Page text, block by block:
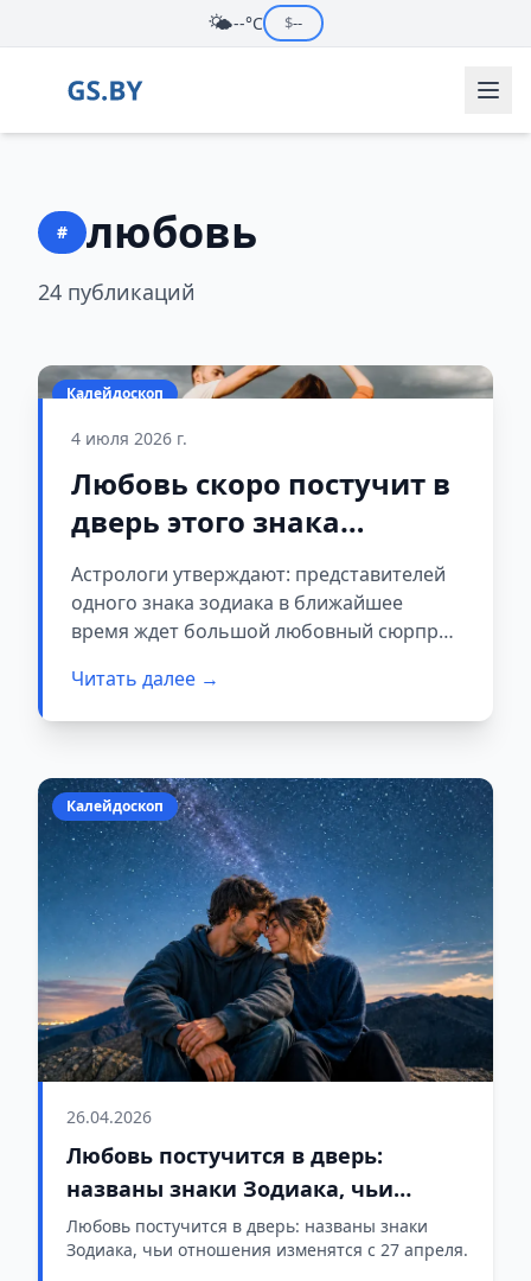
🌤️--°C $--
# любовь
24 публикаций
Калейдоскоп
4 июля 2026 г.
Любовь скоро постучит в
дверь этого знака
зодиака: астрологи
предрекают большой
сюрприз
Астрологи утверждают: представителей
одного знака зодиака в ближайшее
время ждет большой любовный сюрприз.
который способен изменить личную
жизнь до неузнаваемости.
Читать далее →
Калейдоскоп
26.04.2026
Любовь постучится в дверь:
названы знаки Зодиака, чьи
отношения изменятся с 27 апреля
Любовь постучится в дверь: названы знаки
Зодиака, чьи отношения изменятся с 27 апреля.